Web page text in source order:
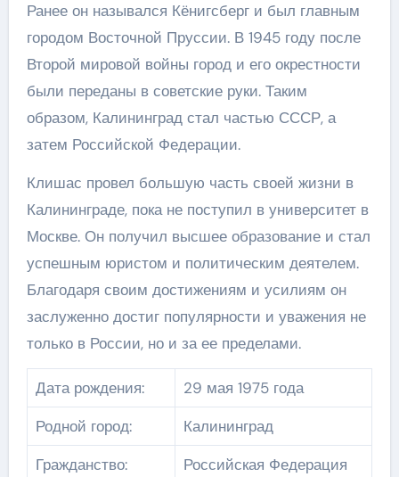
Ранее он назывался Кёнигсберг и был главным
городом Восточной Пруссии. В 1945 году после
Второй мировой войны город и его окрестности
были переданы в советские руки. Таким
образом, Калининград стал частью СССР, а
затем Российской Федерации.
Клишас провел большую часть своей жизни в
Калининграде, пока не поступил в университет в
Москве. Он получил высшее образование и стал
успешным юристом и политическим деятелем.
Благодаря своим достижениям и усилиям он
заслуженно достиг популярности и уважения не
только в России, но и за ее пределами.
Дата рождения:
29 мая 1975 года
Родной город:
Калининград
Гражданство:
Российская Федерация